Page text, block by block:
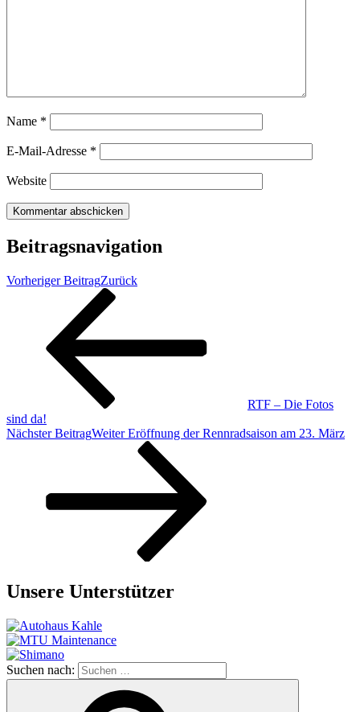
Name *
E-Mail-Adresse *
Website
Beitragsnavigation
Vorheriger BeitragZurück
RTF – Die Fotos
sind da!
Nächster BeitragWeiter Eröffnung der Rennradsaison am 23. März
Unsere Unterstützer
Suchen nach: